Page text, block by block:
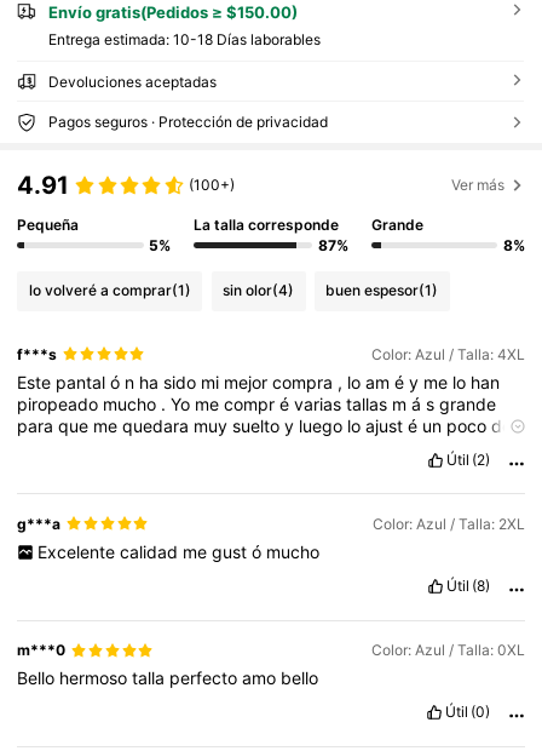
Envío gratis(Pedidos ≥ $150.00)
Entrega estimada: 10-18 Días laborables
Devoluciones aceptadas
Pagos seguros · Protección de privacidad
4.91 (100+) Ver más
Pequeña
5%
La talla corresponde
87%
Grande
8%
lo volveré a comprar(1) sin olor(4) buen espesor(1)
f***s Color: Azul / Talla: 4XL
Este pantaló n hasido mi mejorcompra , loaméy me lo han
piropeado mucho .Yo mecomprévariastallas másgrande
paraque mequedara muysueltoy luego loajusté un pocode
un
Útil (2)
g***a Color: Azul / Talla: 2XL
Excelente calidad me gust ó mucho
Útil (8)
m***0 Color: Azul / Talla: 0XL
Bello hermosotalla perfectoamo bello
Útil (0)